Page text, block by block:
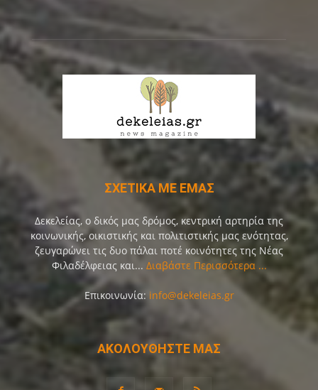
ΣΧΕΤΙΚΑ ΜΕ ΕΜΑΣ
Δεκελείας, ο δικός μας δρόμος, κεντρική αρτηρία της
κοινωνικής, οικιστικής και πολιτιστικής μας ενότητας,
ζευγαρώνει τις δυο πάλαι ποτέ κοινότητες της Νέας
Φιλαδέλφειας και... Διαβάστε Περισσότερα ...
Επικοινωνία: info@dekeleias.gr
ΑΚΟΛΟΥΘΗΣΤΕ ΜΑΣ